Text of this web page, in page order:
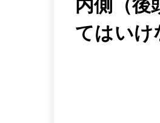
内側（後
てはいけ